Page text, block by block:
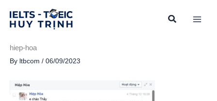
content
hiep-hoa
By ltbcom / 06/09/2023